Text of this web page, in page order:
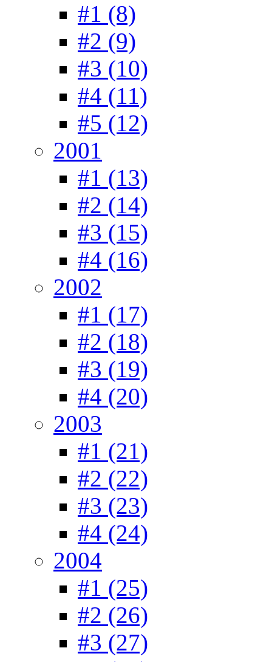
#1 (8)
#2 (9)
#3 (10)
#4 (11)
#5 (12)
2001
#1 (13)
#2 (14)
#3 (15)
#4 (16)
2002
#1 (17)
#2 (18)
#3 (19)
#4 (20)
2003
#1 (21)
#2 (22)
#3 (23)
#4 (24)
2004
#1 (25)
#2 (26)
#3 (27)